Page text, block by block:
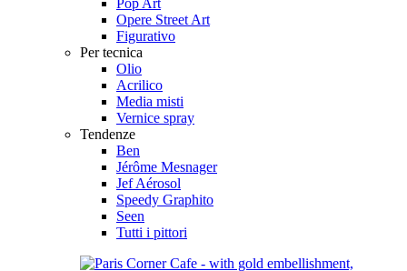
Opere Street Art
Figurativo
Per tecnica
Olio
Acrilico
Media misti
Vernice spray
Tendenze
Ben
Jérôme Mesnager
Jef Aérosol
Speedy Graphito
Seen
Tutti i pittori